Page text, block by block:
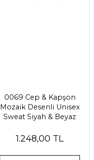
0069 Cep & Kapşon
Mozaik Desenli Unisex
Sweat Siyah & Beyaz
1.248,00 TL